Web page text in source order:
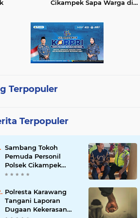
TNI WISATA
polres subang
połsek karawang
Cikampek Sapa Warga di
Kemitraan Tiga
NTB Dorong
Terpopuler
Terpopuler
Sambang Tokoh
Pemuda Personil
Polsek Cikampek
Aiptu Sarin Himbau
Polresta Karawang
Tangani Laporan
Dugaan Kekerasan